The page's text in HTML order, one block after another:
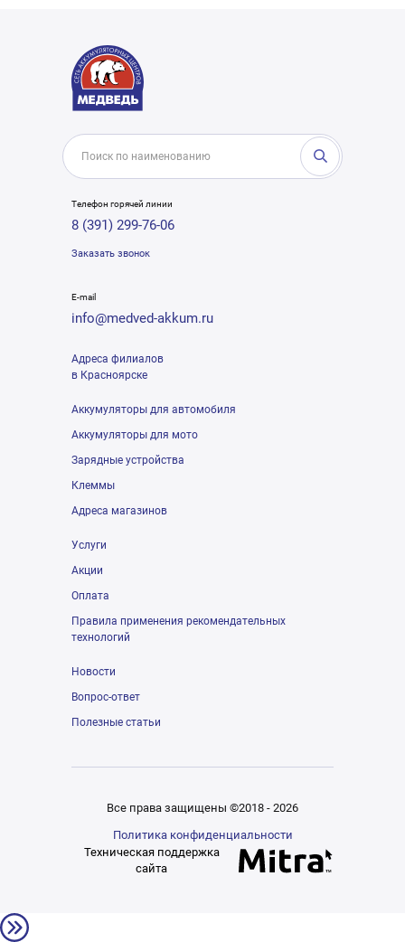
Телефон горячей линии
8 (391) 299-76-06
Заказать звонок
E-mail
info@medved-akkum.ru
Адреса филиалов
в Красноярске
Аккумуляторы для автомобиля
Аккумуляторы для мото
Зарядные устройства
Клеммы
Адреса магазинов
Услуги
Акции
Оплата
Правила применения рекомендательных
технологий
Новости
Вопрос-ответ
Полезные статьи
Все права защищены ©2018 - 2026
Политика конфиденциальности
Техническая поддержка
сайта